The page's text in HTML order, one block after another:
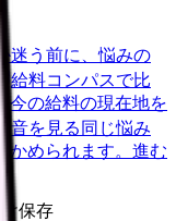
迷う前に、悩みの
給料コンパスで比
今の給料の現在地を
音を見る 同じ悩み
められます。 進む
保存